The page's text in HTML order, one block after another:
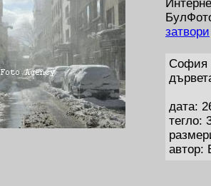
затвори
София
дата:
тегло:
автор: